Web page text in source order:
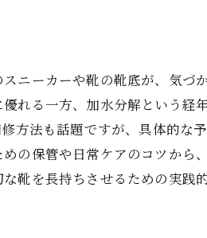
ニーカーや靴の靴底が、気づ
優れる一方、加水分解という経
方法も話題ですが、具体的な
の保管や日常ケアのコツから
靴を長持ちさせるための実践